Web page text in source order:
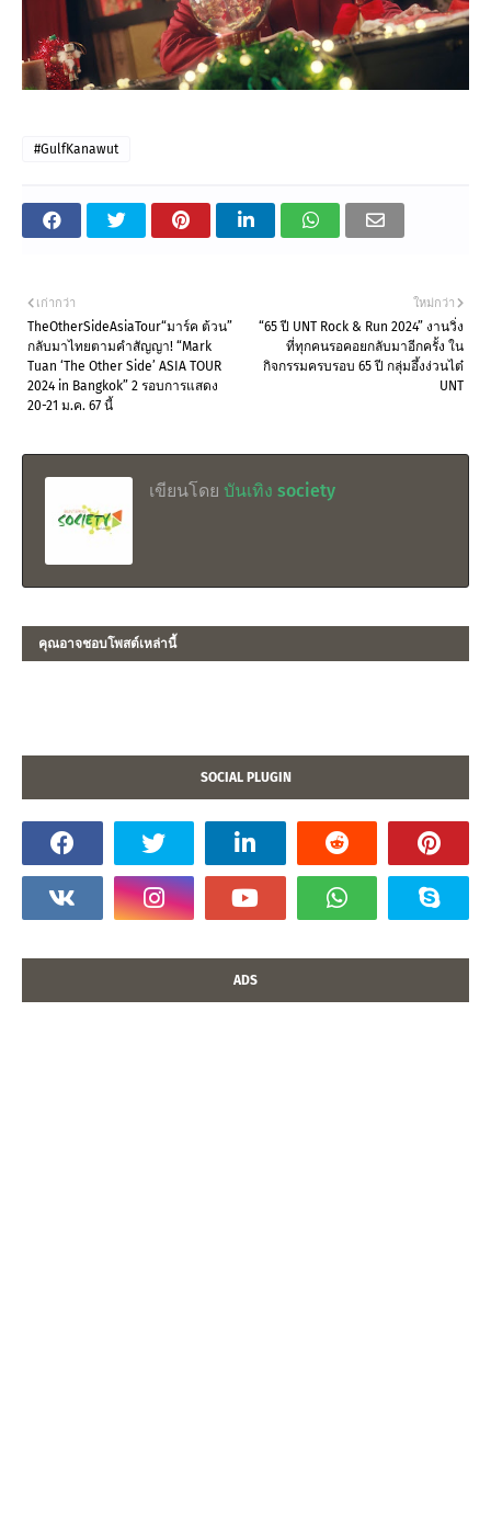
#GulfKanawut
ใหม่กว่า
“65 ปี UNT Rock & Run 2024” งานวิ่ง
ที่ทุกคนรอคอยกลับมาอีกครั้ง ใน
กิจกรรมครบรอบ 65 ปี กลุ่มอึ้งง่วนไต๋
UNT
เก่ากว่า
TheOtherSideAsiaTour“มาร์ค ต้วน”
กลับมาไทยตามคำสัญญา! “Mark
Tuan ‘The Other Side’ ASIA TOUR
2024 in Bangkok” 2 รอบการแสดง
20-21 ม.ค. 67 นี้
เขียนโดย บันเทิง society
คุณอาจชอบโพสต์เหล่านี้
SOCIAL PLUGIN
ADS